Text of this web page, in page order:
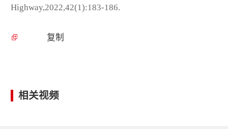
Highway,2022,42(1):183-186.
复制
相关视频